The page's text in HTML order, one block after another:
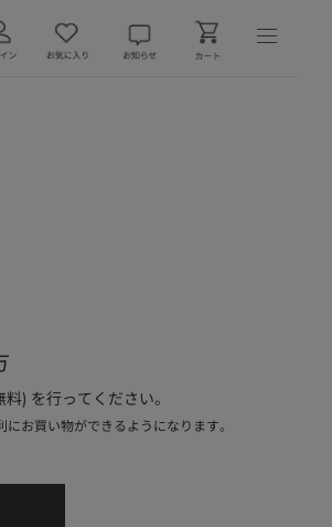
) を行ってください。
お買い物ができるようになります。